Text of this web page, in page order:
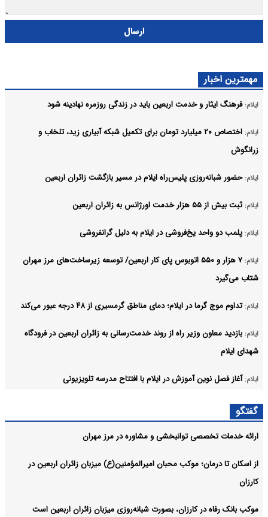
ارسال
مهمترین اخبار
ایلام: فرهنگ ایثار و خدمت اربعین باید در زندگی روزمره نهادینه شود
ایلام:
اختصاص ۲۰ میلیارد تومان برای تکمیل شبکه آبیاری زید، تلخاب و
زرانگوش
ایلام: حضور شبانه‌روزی پلیس‌راه ایلام در مسیر بازگشت زائران اربعین
ایلام: ثبت بیش از ۵۵ هزار خدمت اورژانس به زائران اربعین
ایلام: پلمب دو واحد یخ‌فروشی در ایلام به دلیل گرانفروشی
ایلام:
۷ هزار و ۵۵۰ اتوبوس پای کار اربعین/ توسعه زیرساخت‌های مرز مهران
شتاب می‌گیرد
ایلام: تداوم موج گرما در ایلام؛ دمای مناطق گرمسیری از ۴۸ درجه عبور می‌کند
ایلام: بازدید معاون وزیر راه از روند خدمت‌رسانی به زائران اربعین در فرودگاه
شهدای ایلام
ایلام: آغاز فصل نوین آموزش در ایلام با افتتاح مدرسه تلویزیونی
ایلام: موج بازگشت زائران از مرز مهران ادامه دارد
آرشیو
گفتگو
ارائه خدمات تخصصی توانبخشی و مشاوره در مرز مهران
از اسکان تا درمان؛ موکب محبان امیرالمؤمنین(ع) میزبان زائران اربعین در
کارزان
موکب بانک رفاه در کارزان، بصورت شبانه‌روزی میزبان زائران اربعین است